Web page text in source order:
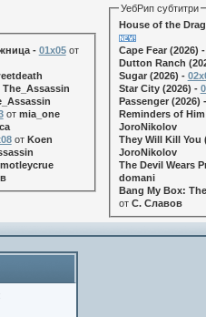
- 01х05от
The_Assassin
от mia_one
от Koen
motleycrue
УебРип субтитри
House of the
Cape Fear (2026)
Dutton Ranch
Sugar (2026) -
Star City (2026) -
Passenger (2026)
Reminders of
JoroNikolov
They Will Kill You
JoroNikolov
The Devil Wears
domani
Bang My Box:
от С. Славов